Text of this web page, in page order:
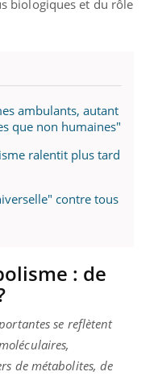
biologiques et du rôle
ambulants, autant
que non humaines"
ralentit plus tard
contre tous
: de
se reflètent
de métabolites, de